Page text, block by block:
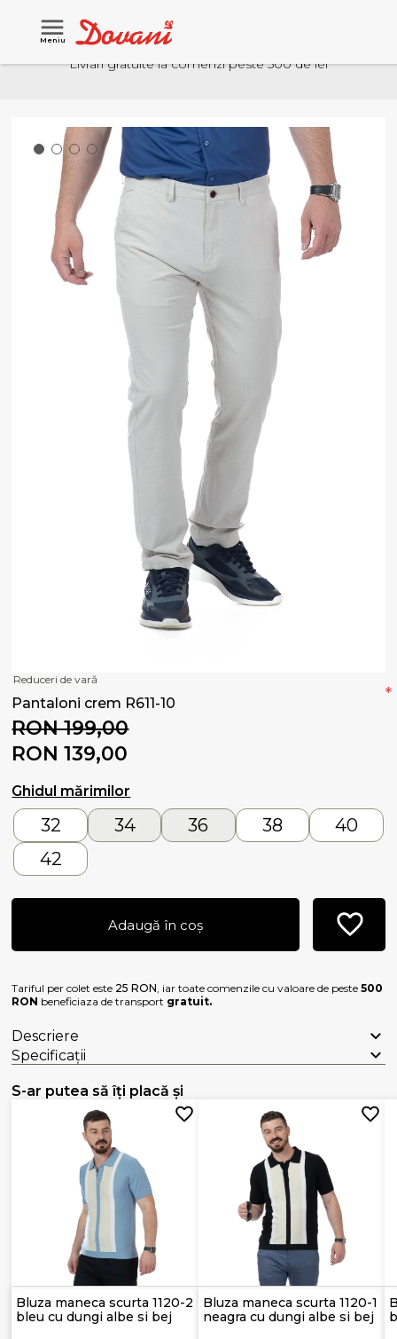
Meniu
Livrari gratuite la comenzi peste 500 de lei
Reduceri de vară
Pantaloni crem R611-10
RON 199,00
RON 139,00
Ghidul mărimilor
*
32 34 36 38
40
42
Adaugă în coș
Tariful per colet este 25 RON, iar toate comenzile cu valoare de peste500
RON beneficiaza de transport gratuit.
Descriere
Specificații
S-ar putea să îți placă și
Bluza maneca scurta 1120-2
bleu cu dungi albe si bej
Bluza maneca scurta 1120-1
neagra cu dungi albe si bej